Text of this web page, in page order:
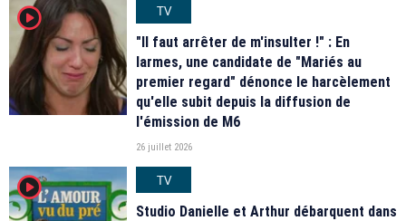
player2
TV
"Il faut arrêter de m'insulter !" : En
larmes, une candidate de "Mariés au
premier regard" dénonce le harcèlement
qu'elle subit depuis la diffusion de
l'émission de M6
26 juillet 2026
player2
TV
Studio Danielle et Arthur débarquent dans